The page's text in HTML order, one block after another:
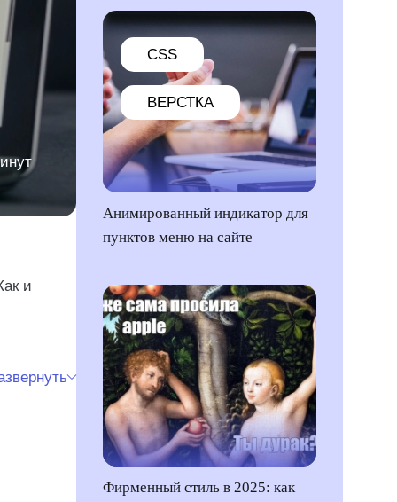
и
CSS
ВЕРСТКА
Анимированный индикатор для
пунктов меню на сайте
Фирменный стиль в 2025: как